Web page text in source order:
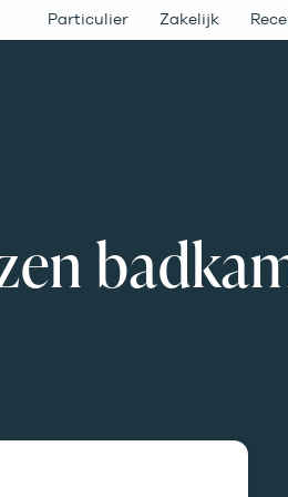
Particulier Zakelijk